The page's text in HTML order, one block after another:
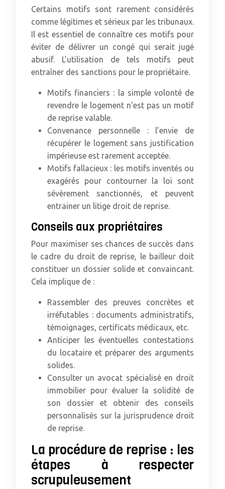
Certains motifs sont rarement considérés
comme légitimes et sérieux par les tribunaux.
Il est essentiel de connaître ces motifs pour
éviter de délivrer un congé qui serait jugé
abusif. L’utilisation de tels motifs peut
entraîner des sanctions pour le propriétaire.
Motifs financiers : la simple volonté de
revendre le logement n’est pas un motif
de reprise valable.
Convenance personnelle : l’envie de
récupérer le logement sans justification
impérieuse est rarement acceptée.
Motifs fallacieux : les motifs inventés ou
exagérés pour contourner la loi sont
sévèrement sanctionnés, et peuvent
entrainer un litige droit de reprise.
Conseils aux propriétaires
Pour maximiser ses chances de succès dans
le cadre du droit de reprise, le bailleur doit
constituer un dossier solide et convaincant.
Cela implique de :
Rassembler des preuves concrètes et
irréfutables : documents administratifs,
témoignages, certificats médicaux, etc.
Anticiper les éventuelles contestations
du locataire et préparer des arguments
solides.
Consulter un avocat spécialisé en droit
immobilier pour évaluer la solidité de
son dossier et obtenir des conseils
personnalisés sur la jurisprudence droit
de reprise.
La procédure de reprise : les
étapes à respecter
scrupuleusement